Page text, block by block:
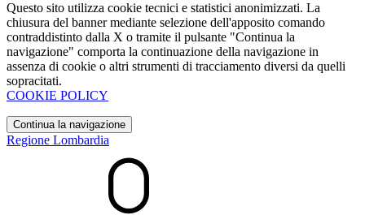
Questo sito utilizza cookie tecnici e statistici anonimizzati. La
chiusura del banner mediante selezione dell'apposito comando
contraddistinto dalla X o tramite il pulsante "Continua la
navigazione" comporta la continuazione della navigazione in
assenza di cookie o altri strumenti di tracciamento diversi da quelli
sopracitati.
COOKIE POLICY
Continua la navigazione
Regione Lombardia